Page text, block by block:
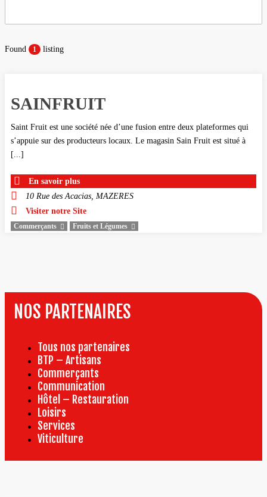
Found 1 listing
SAINFRUIT
Saint Fruit est une société née d’une fusion entre deux plateformes qui
s’appuie sur des producteurs locaux. Le magasin Sain Fruit est situé à
[...]
En savoir plus
10 Rue des Acacias, MAZERES
Visiter notre Site
Commerçants Fruits et Légumes
NOS PARTENAIRES
Tous nos partenaires
BTP – Artisans
Commerçants
Communication
Hôtel – Restauration
Loisirs
Services
Viticulture